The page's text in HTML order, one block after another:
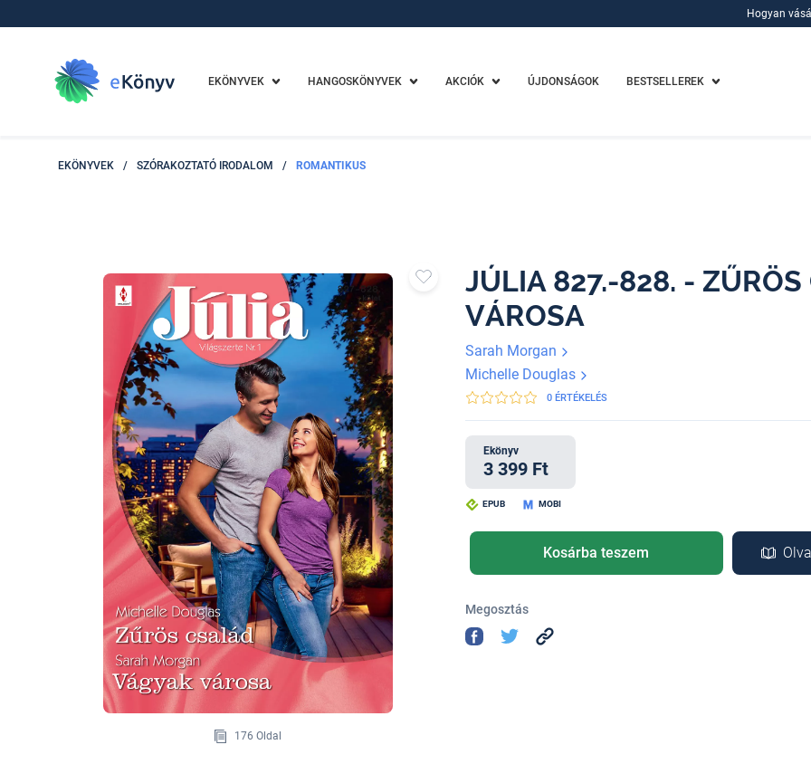
Hogyan
EKÖNYVEK HANGOSKÖNYVEK AKCIÓK ÚJDONSÁGOK BESTSELLEREK
EKÖNYVEK / SZÓRAKOZTATÓ IRODALOM / ROMANTIKUS
176 Oldal
JÚLIA 827.-828. - ZŰRÖS
VÁROSA
Sarah Morgan
Michelle Douglas
0 ÉRTÉKELÉS
Ekönyv
3 399 Ft
EPUB MOBI
Kosárba teszem
Megosztás